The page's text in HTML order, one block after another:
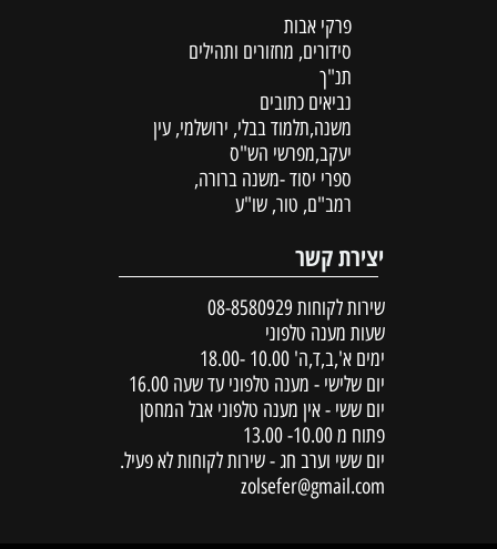
פרקי אבות
סידורים, מחזורים ותהילים
תנ"ך
נביאים כתובים
משנה,תלמוד בבלי, ירושלמי, עין
יעקב,מפרשי הש"ס
ספרי יסוד -משנה ברורה,
רמב"ם, טור, שו"ע
יצירת קשר
שירות לקוחות 08-8580929
שעות מענה טלפוני
ימים א',ב,ד,ה' 10.00 -18.00
יום שלישי - מענה טלפוני עד שעה 16.00
יום ששי - אין מענה טלפוני אבל המחסן
פתוח מ 10.00- 13.00
יום ששי וערב חג - שירות לקוחות לא פעיל.
zolsefer@gmail.com